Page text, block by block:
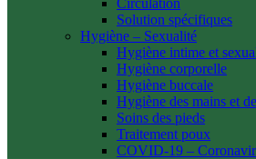
Circulation
Solution spécifiques
Hygiène – Sexualité
Hygiène intime et
Hygiène corporelle
Hygiène buccale
Hygiène des mains et
Soins des pieds
Traitement poux
COVID-19 –